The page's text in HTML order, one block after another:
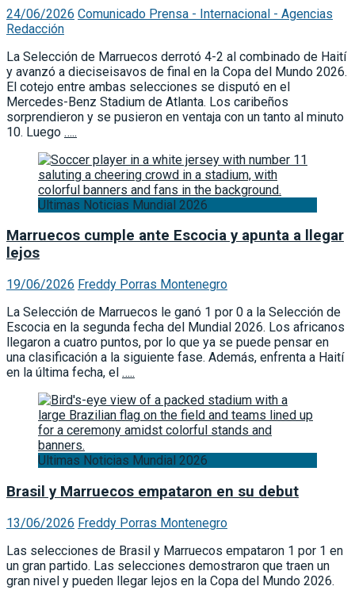
24/06/2026 Comunicado Prensa - Internacional - Agencias
Redacción
La Selección de Marruecos derrotó 4-2 al combinado de Haití
y avanzó a dieciseisavos de final en la Copa del Mundo 2026.
El cotejo entre ambas selecciones se disputó en el
Mercedes-Benz Stadium de Atlanta. Los caribeños
sorprendieron y se pusieron en ventaja con un tanto al minuto
10. Luego …..
Ultimas Noticias Mundial 2026
Marruecos cumple ante Escocia y apunta a llegar
lejos
19/06/2026 Freddy Porras Montenegro
La Selección de Marruecos le ganó 1 por 0 a la Selección de
Escocia en la segunda fecha del Mundial 2026. Los africanos
llegaron a cuatro puntos, por lo que ya se puede pensar en
una clasificación a la siguiente fase. Además, enfrenta a Haití
en la última fecha, el …..
Ultimas Noticias Mundial 2026
Brasil y Marruecos empataron en su debut
13/06/2026 Freddy Porras Montenegro
Las selecciones de Brasil y Marruecos empataron 1 por 1 en
un gran partido. Las selecciones demostraron que traen un
gran nivel y pueden llegar lejos en la Copa del Mundo 2026.